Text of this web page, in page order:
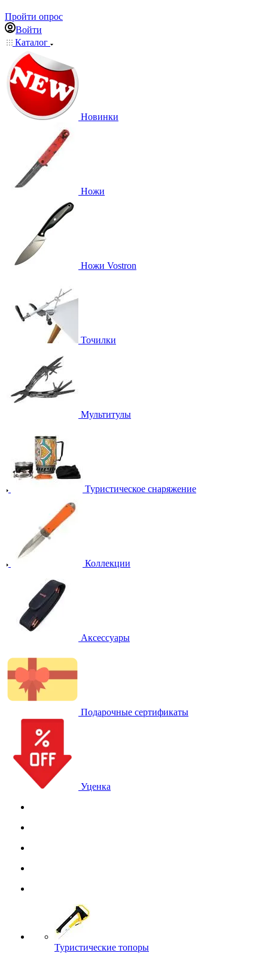
Пройти опрос
Войти
Каталог
Новинки
Ножи
Ножи Vostron
Точилки
Мультитулы
Туристическое снаряжение
Коллекции
Аксессуары
Подарочные сертификаты
Уценка
Туристические топоры